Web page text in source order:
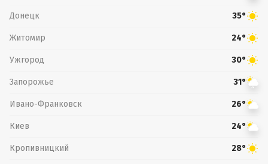
Донецк 35°
Житомир 24°
Ужгород 30°
Запорожье 31°
Ивано-Франковск 26°
Киев 24°
Кропивницкий 28°